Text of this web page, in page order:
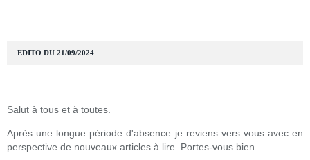
EDITO DU 21/09/2024
Salut à tous et à toutes.
Après une longue période d'absence je reviens vers vous avec en
perspective de nouveaux articles à lire. Portes-vous bien.